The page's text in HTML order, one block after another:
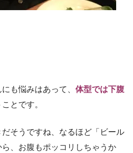
も悩みはあって、 体型では下腹
とです。
そうですね、なるほど「ビール
、お腹もポッコリしちゃうか